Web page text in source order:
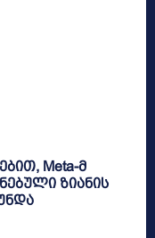
Meta-მ
ზიანის